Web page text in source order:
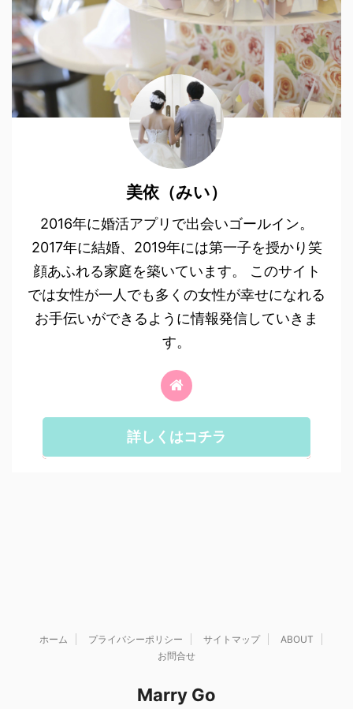
美依（みい）
2016年に婚活アプリで出会いゴールイン。
2017年に結婚、2019年には第一子を授かり笑
顔あふれる家庭を築いています。 このサイト
では女性が一人でも多くの女性が幸せになれる
お手伝いができるように情報発信していきま
す。
詳しくはコチラ
ホーム プライバシーポリシー サイトマップ
ABOUT
お問合せ
Marry Go